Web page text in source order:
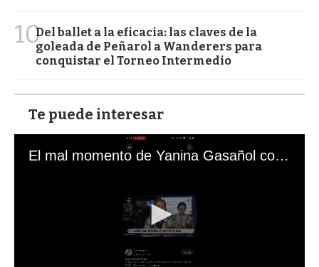
10Del ballet a la eficacia: las claves de la
goleada de Peñarol a Wanderers para
conquistar el Torneo Intermedio
Te puede interesar
El mal momento de Yanina Gasañol con un hincha argentino en "Subrayado"